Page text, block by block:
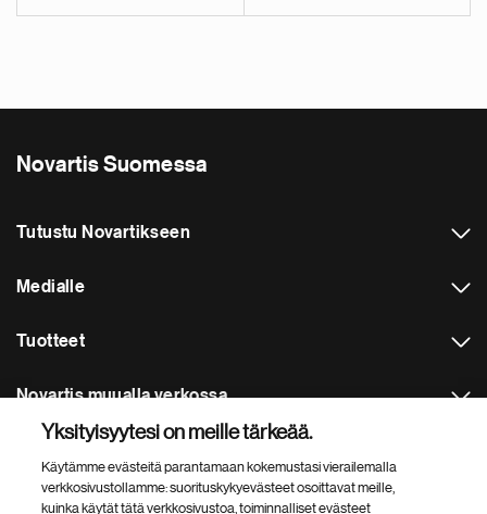
Novartis Suomessa
Tutustu Novartikseen
Medialle
Tuotteet
Novartis muualla verkossa
Footer Site Search
Yksityisyytesi on meille tärkeää.
Käytämme evästeitä parantamaan kokemustasi vierailemalla
verkkosivustollamme: suorituskykyevästeet osoittavat meille,
kuinka käytät tätä verkkosivustoa, toiminnalliset evästeet